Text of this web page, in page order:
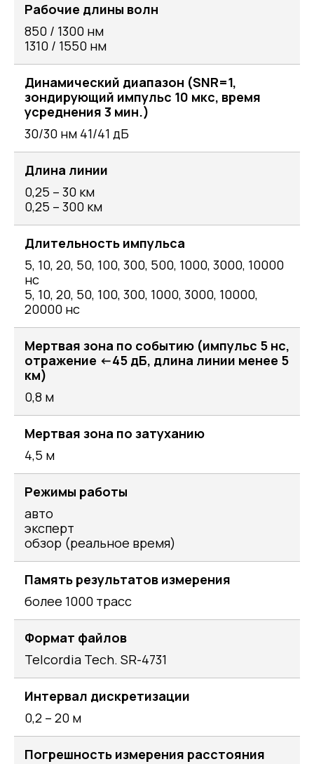
Рабочие длины волн
850 / 1300 нм
1310 / 1550 нм
Динамический диапазон (SNR=1,
зондирующий импульс 10 мкс, время
усреднения 3 мин.)
30/30 нм 41/41 дБ
Длина линии
0,25 – 30 км
0,25 – 300 км
Длительность импульса
5, 10, 20, 50, 100, 300, 500, 1000, 3000, 10000
нс
5, 10, 20, 50, 100, 300, 1000, 3000, 10000,
20000 нс
Мертвая зона по событию (импульс 5 нс,
отражение <-45 дБ, длина линии менее 5
км)
0,8 м
Мертвая зона по затуханию
4,5 м
Режимы работы
авто
эксперт
обзор (реальное время)
Память результатов измерения
более 1000 трасс
Формат файлов
Telcordia Tech. SR-4731
Интервал дискретизации
0,2 – 20 м
Погрешность измерения расстояния